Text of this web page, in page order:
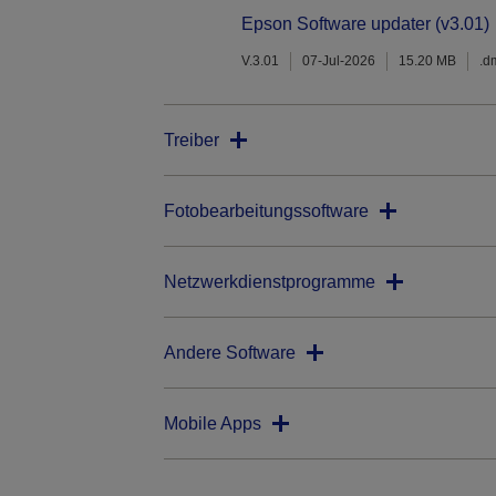
Epson Software updater (v3.01)
V.3.01 07-Jul-2026 15.20 MB
Treiber
Fotobearbeitungssoftware
Netzwerkdienstprogramme
Andere Software
Mobile Apps